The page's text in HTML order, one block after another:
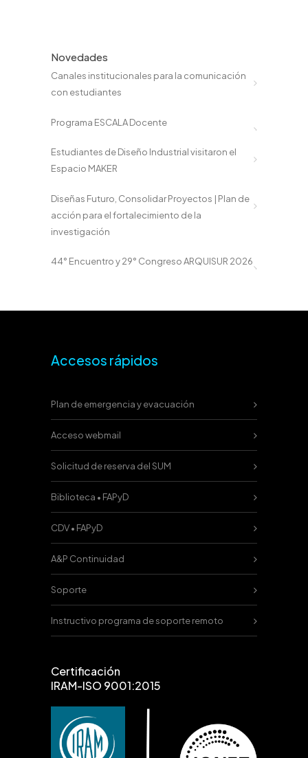
Novedades
Canales institucionales para la comunicación
con estudiantes
Programa ESCALA Docente
Estudiantes de Diseño Industrial visitaron el
Espacio MAKER
Diseñas Futuro, Consolidar Proyectos | Plan de
acción para el fortalecimiento de la
investigación
44° Encuentro y 29° Congreso ARQUISUR 2026
Accesos rápidos
Plan de emergencia y evacuación
Acceso webmail
Solicitud de reserva del SUM
Biblioteca • FAPyD
CDV • FAPyD
A&P Continuidad
Soporte
Instructivo programa de soporte remoto
Certificación
IRAM-ISO 9001:2015